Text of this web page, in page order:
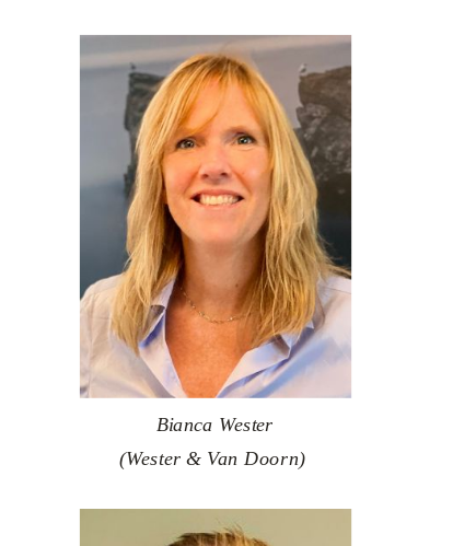
Bianca Wester
(Wester & Van Doorn)